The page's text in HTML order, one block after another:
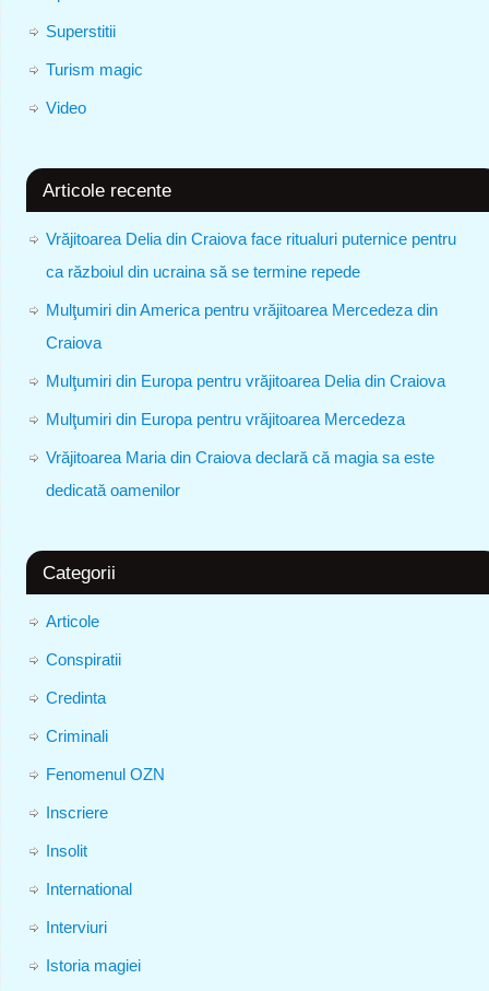
Superstitii
Turism magic
Video
Articole recente
Vrăjitoarea Delia din Craiova face ritualuri puternice pentru
ca războiul din ucraina să se termine repede
Mulţumiri din America pentru vrăjitoarea Mercedeza din
Craiova
Mulţumiri din Europa pentru vrăjitoarea Delia din Craiova
Mulţumiri din Europa pentru vrăjitoarea Mercedeza
Vrăjitoarea Maria din Craiova declară că magia sa este
dedicată oamenilor
Categorii
Articole
Conspiratii
Credinta
Criminali
Fenomenul OZN
Inscriere
Insolit
International
Interviuri
Istoria magiei